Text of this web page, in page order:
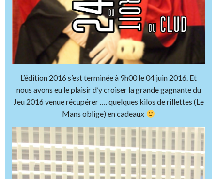
L’édition 2016 s’est terminée à 9h00 le 04 juin 2016. Et
nous avons eu le plaisir d’y croiser la grande gagnante du
Jeu 2016 venue récupérer …. quelques kilos de rillettes (Le
Mans oblige) en cadeaux